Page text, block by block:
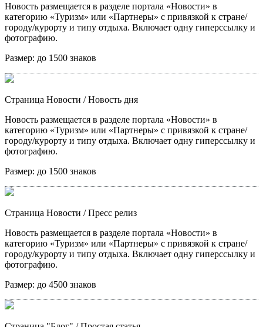
Новость размещается в разделе портала «Новости» в
категорию «Туризм» или «Партнеры» с привязкой к стране/
городу/курорту и типу отдыха. Включает одну гиперссылку и
фотографию.
Размер: до 1500 знаков
Страница Новости / Новость дня
Новость размещается в разделе портала «Новости» в
категорию «Туризм» или «Партнеры» с привязкой к стране/
городу/курорту и типу отдыха. Включает одну гиперссылку и
фотографию.
Размер: до 1500 знаков
Страница Новости / Пресс релиз
Новость размещается в разделе портала «Новости» в
категорию «Туризм» или «Партнеры» с привязкой к стране/
городу/курорту и типу отдыха. Включает одну гиперссылку и
фотографию.
Размер: до 4500 знаков